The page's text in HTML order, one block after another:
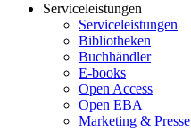
Serviceleistungen
Serviceleistungen
Bibliotheken
Buchhändler
E-books
Open Access
Open EBA
Marketing & Presse